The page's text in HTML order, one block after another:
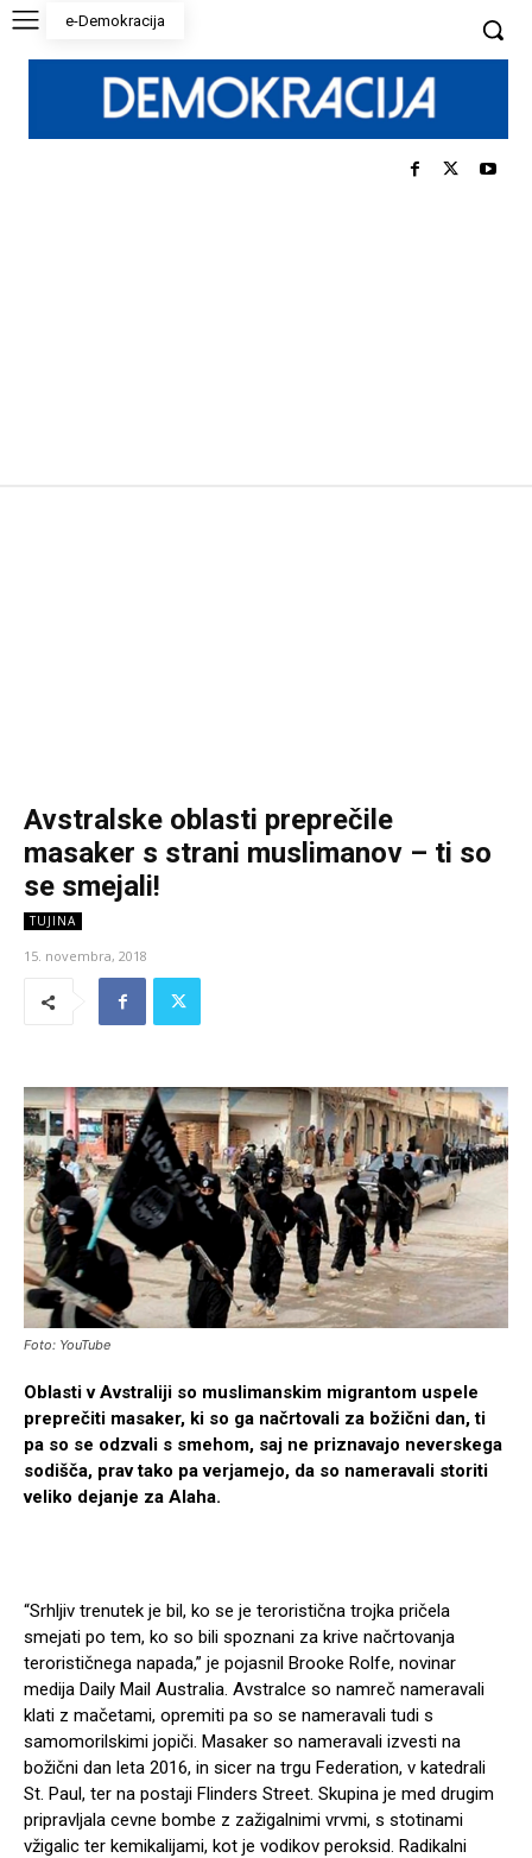
e-Demokracija
Avstralske oblasti preprečile
masaker s strani muslimanov – ti so
se smejali!
TUJINA
15. novembra, 2018
Foto: YouTube
Oblasti v Avstraliji so muslimanskim migrantom uspele
preprečiti masaker, ki so ga načrtovali za božični dan, ti
pa so se odzvali s smehom, saj ne priznavajo neverskega
sodišča, prav tako pa verjamejo, da so nameravali storiti
veliko dejanje za Alaha.
“Srhljiv trenutek je bil, ko se je teroristična trojka pričela
smejati po tem, ko so bili spoznani za krive načrtovanja
terorističnega napada,” je pojasnil Brooke Rolfe, novinar
medija Daily Mail Australia. Avstralce so namreč nameravali
klati z mačetami, opremiti pa so se nameravali tudi s
samomorilskimi jopiči. Masaker so nameravali izvesti na
božični dan leta 2016, in sicer na trgu Federation, v katedrali
St. Paul, ter na postaji Flinders Street. Skupina je med drugim
pripravljala cevne bombe z zažigalnimi vrvmi, s stotinami
vžigalic ter kemikalijami, kot je vodikov peroksid. Radikalni